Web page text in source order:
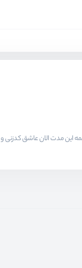
حوزه برنامه نویسی میدیم در همه